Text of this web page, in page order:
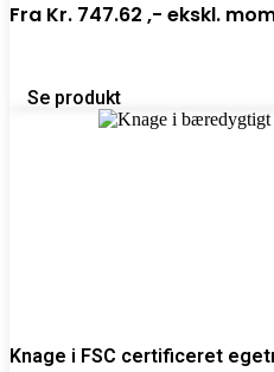
Fra Kr. 747.62 ,- ekskl.
Se produkt
Knage i FSC certificeret